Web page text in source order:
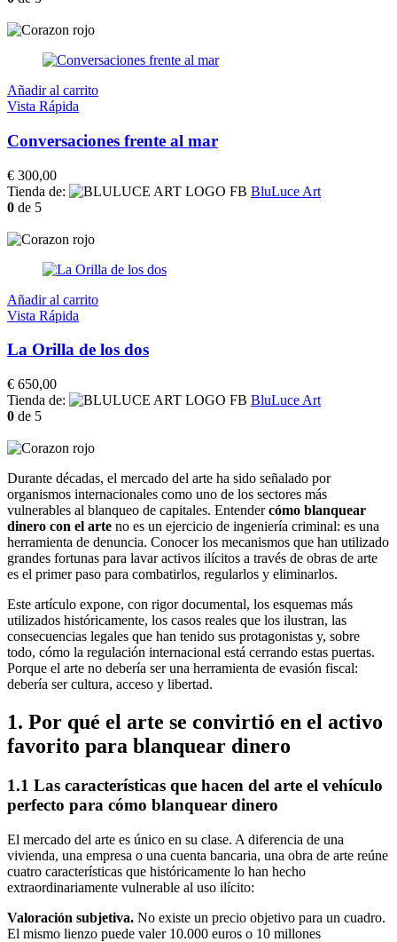
Añadir al carrito
Vista Rápida
Conversaciones frente al mar
€ 300,00
Tienda de:
BluLuce Art
0 de 5
Añadir al carrito
Vista Rápida
La Orilla de los dos
€ 650,00
Tienda de:
BluLuce Art
0 de 5
Durante décadas, el mercado del arte ha sido señalado por
organismos internacionales como uno de los sectores más
vulnerables al blanqueo de capitales. Entendercómo blanquear
dinero con el arte no es un ejercicio de ingeniería criminal: es una
herramienta de denuncia. Conocer los mecanismos que han utilizado
grandes fortunas para lavar activos ilícitos a través de obras de arte
es el primer paso para combatirlos, regularlos y eliminarlos.
Este artículo expone, con rigor documental, los esquemas más
utilizados históricamente, los casos reales que los ilustran, las
consecuencias legales que han tenido sus protagonistas y, sobre
todo, cómo la regulación internacional está cerrando estas puertas.
Porque el arte no debería ser una herramienta de evasión fiscal:
debería ser cultura, acceso y libertad.
1. Por qué el arte se convirtió en el activo
favorito para blanquear dinero
1.1 Las características que hacen del arte el vehículo
perfecto para cómo blanquear dinero
El mercado del arte es único en su clase. A diferencia de una
vivienda, una empresa o una cuenta bancaria, una obra de arte reúne
cuatro características que históricamente lo han hecho
extraordinariamente vulnerable al uso ilícito:
Valoración subjetiva. No existe un precio objetivo para un cuadro.
El mismo lienzo puede valer 10.000 euros o 10 millones